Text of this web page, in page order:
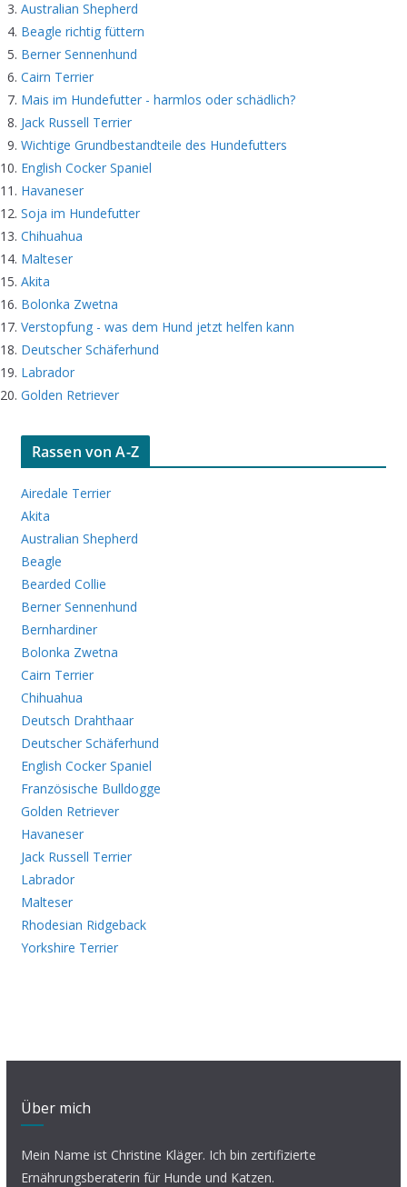
Australian Shepherd
Beagle richtig füttern
Berner Sennenhund
Cairn Terrier
Mais im Hundefutter - harmlos oder schädlich?
Jack Russell Terrier
Wichtige Grundbestandteile des Hundefutters
English Cocker Spaniel
Havaneser
Soja im Hundefutter
Chihuahua
Malteser
Akita
Bolonka Zwetna
Verstopfung - was dem Hund jetzt helfen kann
Deutscher Schäferhund
Labrador
Golden Retriever
Rassen von A-Z
Airedale Terrier
Akita
Australian Shepherd
Beagle
Bearded Collie
Berner Sennenhund
Bernhardiner
Bolonka Zwetna
Cairn Terrier
Chihuahua
Deutsch Drahthaar
Deutscher Schäferhund
English Cocker Spaniel
Französische Bulldogge
Golden Retriever
Havaneser
Jack Russell Terrier
Labrador
Malteser
Rhodesian Ridgeback
Yorkshire Terrier
Über mich
Mein Name ist Christine Kläger. Ich bin zertifizierte
Ernährungsberaterin für Hunde und Katzen.